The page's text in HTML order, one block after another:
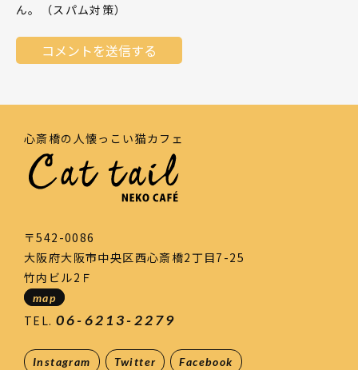
ん。（スパム対策）
心斎橋の人懐っこい猫カフェ
〒542-0086
大阪府大阪市中央区西心斎橋2丁目7-25
竹内ビル2Ｆ
map
TEL. 06-6213-2279
Instagram Twitter Facebook